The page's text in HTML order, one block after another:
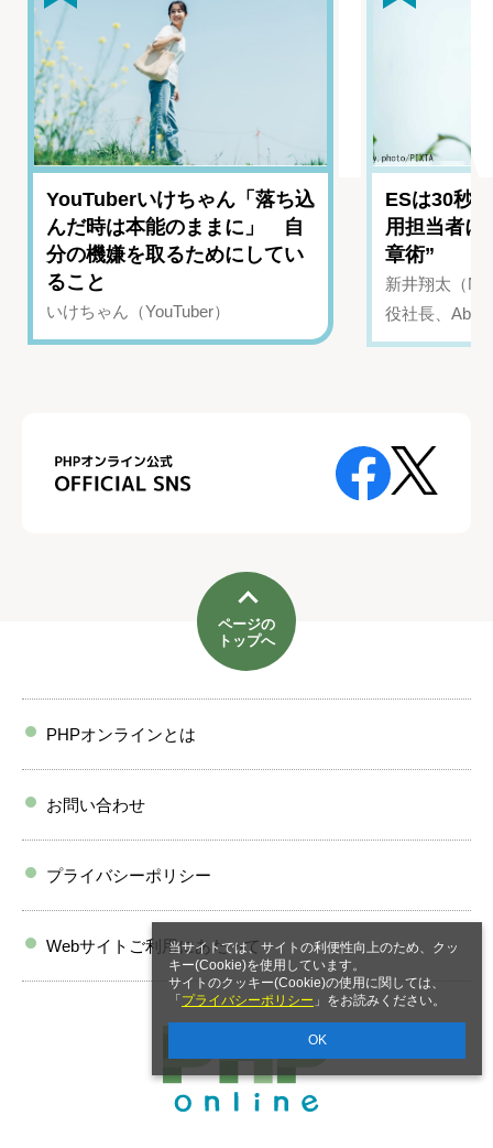
当サイトでは、サイトの利便性向上のため、クッ
キー(Cookie)を使用しています。
サイトのクッキー(Cookie)の使用に関しては、
「 プライバシーポリシー 」をお読みください。
OK
YouTuberいけちゃん「落ち込
んだ時は本能のままに」 自
分の機嫌を取るためにしてい
ること
いけちゃん（YouTuber）
ESは30秒
用担当者に
章術”
新井翔太（
役社長、
ページの
トップへ
PHPオンラインとは
お問い合わせ
プライバシーポリシー
Webサイトご利用にあたって